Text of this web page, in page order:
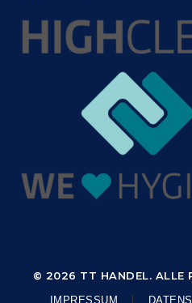
© 2026 TT HANDEL. ALLE
IMPRESSUM